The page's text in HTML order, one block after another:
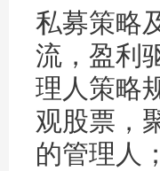
私募策略
流，盈利
理人策略
观股票，
的管理人